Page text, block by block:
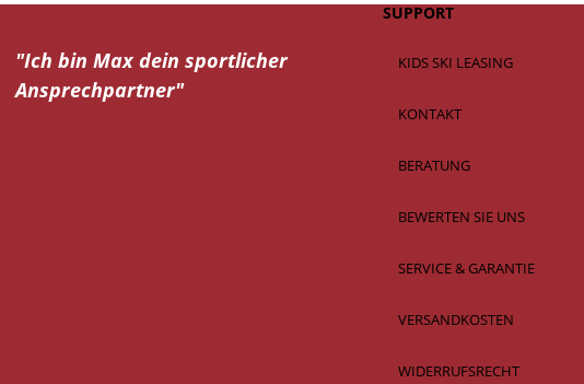
"Ich bin Max dein sportlicher
Ansprechpartner"
SUPPORT
KIDS SKI LEASING
KONTAKT
BERATUNG
BEWERTEN SIE UNS
SERVICE & GARANTIE
VERSANDKOSTEN
WIDERRUFSRECHT